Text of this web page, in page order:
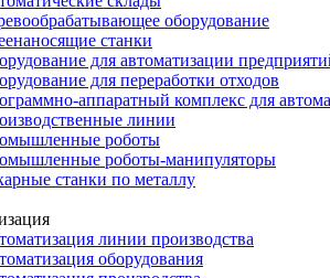
оборудование
станки
для автоматизации
для переработки отходов
аппаратный комплекс для
линии
роботы
роботы-манипуляторы
станки по металлу
линии производства
оборудования